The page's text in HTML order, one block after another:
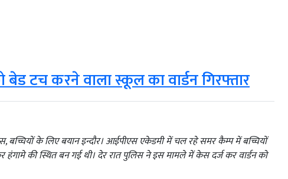
बेड टच करने वाला स्कूल का वार्डन गिरफ्तार
बच्चियों के लिए बयान इन्दौर। आईपीएस एकेडमी में चल रहे समर कैम्प में बच्चियों
की स्थित बन गई थी। देर रात पुलिस ने इस मामले में केस दर्ज कर वार्डन को